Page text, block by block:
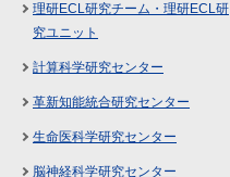
理研ECL研究チーム・理研ECL研
究ユニット
計算科学研究センター
革新知能統合研究センター
生命医科学研究センター
脳神経科学研究センター